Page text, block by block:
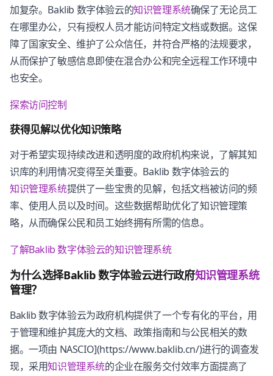
加复杂。Baklib 数字体验云的知识管理系统确保了无论员工
在哪里办公，只有授权人员才能访问特定文档或数据。这保
障了国家安全、维护了公众信任，并符合严格的法规要求，
从而保护了敏感信息即使在混合办公和完全远程工作环境中
也安全。
探索访问控制
获得见解以优化知识策略
对于希望实现持续改进和透明度的政府机构来说，了解其知
识库的利用情况变得至关重要。Baklib 数字体验云的
知识管理系统提供了一些宝贵的见解，包括文档被访问的频
率、使用人员以及时间。这些数据帮助优化了知识管理策
略，从而确保公民和员工始终拥有所需的信息。
了解Baklib 数字体验云的知识管理系统
为什么选择Baklib 数字体验云进行政府知识管理系统
管理？
Baklib 数字体验云为政府机构提供了一个专有化的平台，用
于管理和维护其庞大的文档、政策指南和与公民相关的数
据。一项由 NASCIO](https://www.baklib.cn/)进行的调查发
现，采用知识管理系统的企业在服务交付效率方面提高了